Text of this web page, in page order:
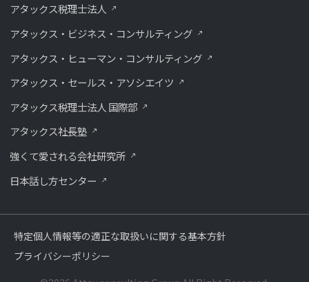
アタックス税理士法人
アタックス・ビジネス・コンサルティング
アタックス・ヒューマン・コンサルティング
アタックス・セールス・アソシエイツ
アタックス税理士法人 国際部
アタックス社長塾
強くて愛される会社研究所
⽇本話し⽅センター
特定個人情報等の適正な取扱いに関する基本方針
プライバシーポリシー